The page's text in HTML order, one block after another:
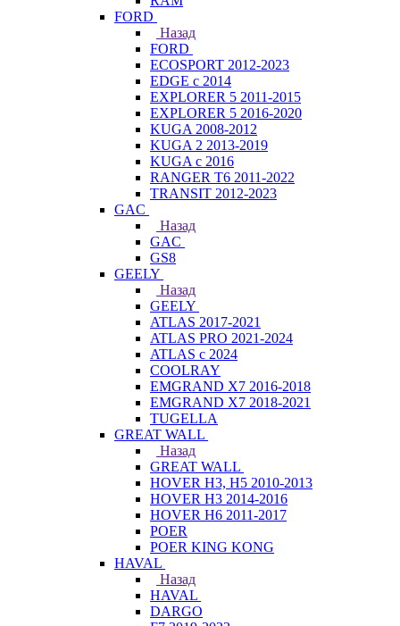
FORD
Назад
FORD
ECOSPORT 2012-2023
EDGE c 2014
EXPLORER 5 2011-2015
EXPLORER 5 2016-2020
KUGA 2008-2012
KUGA 2 2013-2019
KUGA с 2016
RANGER T6 2011-2022
TRANSIT 2012-2023
GAC
Назад
GAC
GS8
GEELY
Назад
GEELY
ATLAS 2017-2021
ATLAS PRO 2021-2024
ATLAS с 2024
COOLRAY
EMGRAND X7 2016-2018
EMGRAND X7 2018-2021
TUGELLA
GREAT WALL
Назад
GREAT WALL
HOVER H3, H5 2010-2013
HOVER H3 2014-2016
HOVER H6 2011-2017
POER
POER KING KONG
HAVAL
Назад
HAVAL
DARGO